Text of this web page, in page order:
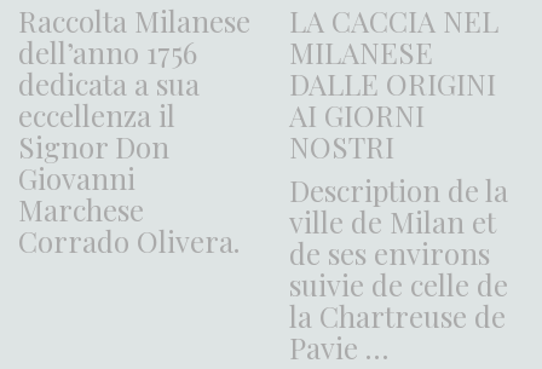
Raccolta Milanese
dell’anno 1756
dedicata a sua
eccellenza il
Signor Don
Giovanni
Marchese
Corrado Olivera.
LA CACCIA NEL
MILANESE
DALLE ORIGINI
AI GIORNI
NOSTRI
Description de la
ville de Milan et
de ses environs
suivie de celle de
la Chartreuse de
Pavie …